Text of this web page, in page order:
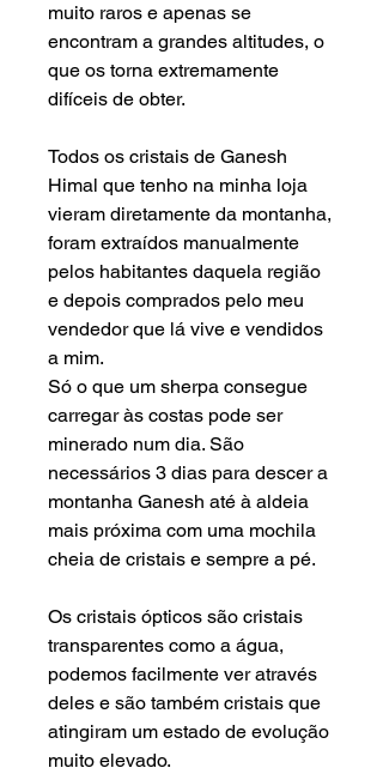
muito raros e apenas se
encontram a grandes altitudes, o
que os torna extremamente
difíceis de obter.
Todos os cristais de Ganesh
Himal que tenho na minha loja
vieram diretamente da montanha,
foram extraídos manualmente
pelos habitantes daquela região
e depois comprados pelo meu
vendedor que lá vive e vendidos
a mim.
Só o que um sherpa consegue
carregar às costas pode ser
minerado num dia. São
necessários 3 dias para descera
montanha Ganesh até à aldeia
mais próxima com uma mochila
cheia de cristais e sempre a pé.
Os cristais ópticos são cristais
transparentes como a água,
podemos facilmente ver através
deles e são também cristais que
atingiram um estado de evolução
muito elevado.